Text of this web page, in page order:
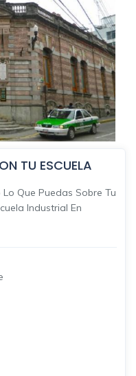
TU ESCUELA
Que Puedas Sobre Tu
Industrial En